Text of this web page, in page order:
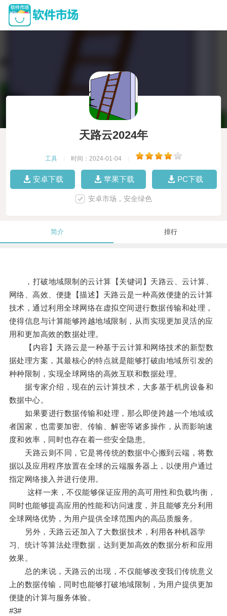
天路云2024年
工具 时间：2024-01-04
安卓下载 苹果下载 PC下载
安卓市场，安全绿色
简介 排行
，打破地域限制的云计算【关键词】天路云、云计算、
网络、高效、便捷【描述】天路云是一种高效便捷的云计算
技术，通过利用全球网络在虚拟空间进行数据传输和处理，
使得信息与计算能够跨越地域限制，从而实现更加灵活的应
用和更加高效的数据处理。
【内容】天路云是一种基于云计算和网络技术的新型数
据处理方案，其最核心的特点就是能够打破由地域所引发的
种种限制，实现全球网络的高效互联和数据处理。
据专家介绍，现在的云计算技术，大多基于机房设备和
数据中心。
如果要进行数据传输和处理，那么即使跨越一个地域或
者国家，也需要加密、传输、解密等诸多操作，从而影响速
度和效率，同时也存在着一些安全隐患。
天路云则不同，它是将传统的数据中心搬到云端，将数
据以及应用程序放置在全球的云端服务器上，以便用户通过
指定网络接入并进行使用。
这样一来，不仅能够保证应用的高可用性和负载均衡，
同时也能够提高应用的性能和访问速度，并且能够充分利用
全球网络优势，为用户提供全球范围内的高品质服务。
另外，天路云还加入了大数据技术，利用各种机器学
习、统计等算法处理数据，达到更加高效的数据分析和应用
效果。
总的来说，天路云的出现，不仅能够改变我们传统意义
上的数据传输，同时也能够打破地域限制，为用户提供更加
便捷的计算与服务体验。
#3#